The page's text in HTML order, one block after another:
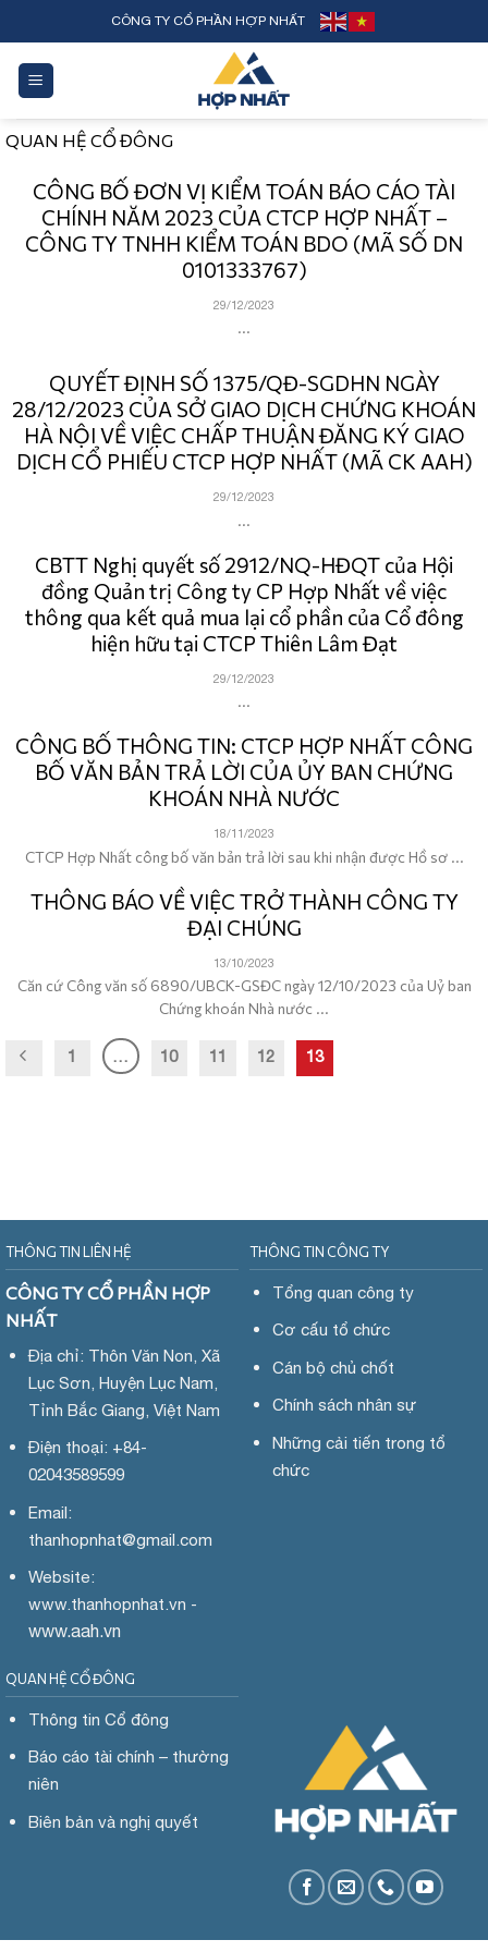
to
content
CÔNG TY CỔ PHẦN HỢP NHẤT
QUAN HỆ CỔ ĐÔNG
CÔNG BỐ ĐƠN VỊ KIỂM TOÁN BÁO CÁO TÀI
CHÍNH NĂM 2023 CỦA CTCP HỢP NHẤT –
CÔNG TY TNHH KIỂM TOÁN BDO (MÃ SỐ DN
0101333767)
29/12/2023
...
QUYẾT ĐỊNH SỐ 1375/QĐ-SGDHN NGÀY
28/12/2023 CỦA SỞ GIAO DỊCH CHỨNG KHOÁN
HÀ NỘI VỀ VIỆC CHẤP THUẬN ĐĂNG KÝ GIAO
DỊCH CỔ PHIẾU CTCP HỢP NHẤT (MÃ CK AAH)
29/12/2023
...
CBTT Nghị quyết số 2912/NQ-HĐQT của Hội
đồng Quản trị Công ty CP Hợp Nhất về việc
thông qua kết quả mua lại cổ phần của Cổ đông
hiện hữu tại CTCP Thiên Lâm Đạt
29/12/2023
...
CÔNG BỐ THÔNG TIN: CTCP HỢP NHẤT CÔNG
BỐ VĂN BẢN TRẢ LỜI CỦA ỦY BAN CHỨNG
KHOÁN NHÀ NƯỚC
18/11/2023
CTCP Hợp Nhất công bố văn bản trả lời sau khi nhận được Hồ sơ ...
THÔNG BÁO VỀ VIỆC TRỞ THÀNH CÔNG TY
ĐẠI CHÚNG
13/10/2023
Căn cứ Công văn số 6890/UBCK-GSĐC ngày 12/10/2023 của Uỷ ban
Chứng khoán Nhà nước ...
1 … 10 11 12 13
THÔNG TIN LIÊN HỆ
CÔNG TY CỔ PHẦN HỢP
NHẤT
Địa chỉ: Thôn Văn Non, Xã
Lục Sơn, Huyện Lục Nam,
Tỉnh Bắc Giang, Việt Nam
Điện thoại: +84-
02043589599
Email:
thanhopnhat@gmail.com
Website:
www.thanhopnhat.vn -
www.aah.vn
THÔNG TIN CÔNG TY
Tổng quan công ty
Cơ cấu tổ chức
Cán bộ chủ chốt
Chính sách nhân sự
Những cải tiến trong tổ
chức
QUAN HỆ CỔ ĐÔNG
Thông tin Cổ đông
Báo cáo tài chính – thường
niên
Biên bản và nghị quyết